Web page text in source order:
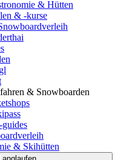
& Hütten
& -kurse
& Snowboarden
& Skihütten